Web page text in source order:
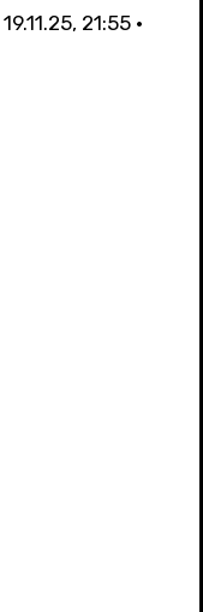
19.11.25, 21:55 •